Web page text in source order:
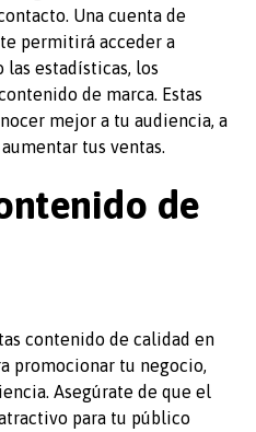
Una cuenta de
permitirá acceder a
las estadísticas, los
de marca. Estas
mejor a tu audiencia, a
tus ventas.
de
contenido de calidad en
promocionar tu negocio,
Asegúrate de que el
para tu público